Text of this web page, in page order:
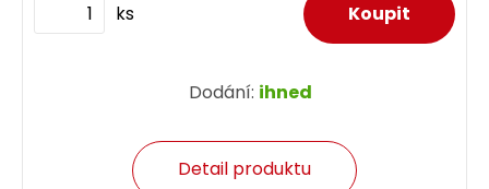
ks
Dodání: ihned
Detail produktu